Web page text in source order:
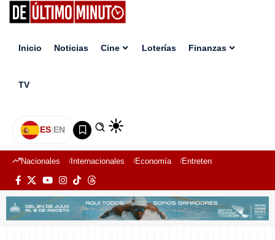
Inicio Noticias Cine Loterías Finanzas
TV
ES|EN
Nacionales Internacionales Economía Entretenimiento